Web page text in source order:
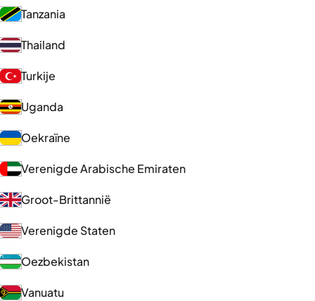
Tanzania
Thailand
Turkije
Uganda
Oekraïne
Verenigde Arabische Emiraten
Groot-Brittannië
Verenigde Staten
Oezbekistan
Vanuatu